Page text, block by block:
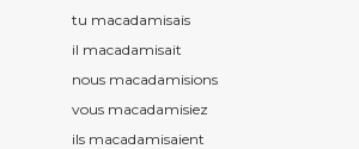
tu macadamisais
il macadamisait
nous macadamisions
vous macadamisiez
ils macadamisaient